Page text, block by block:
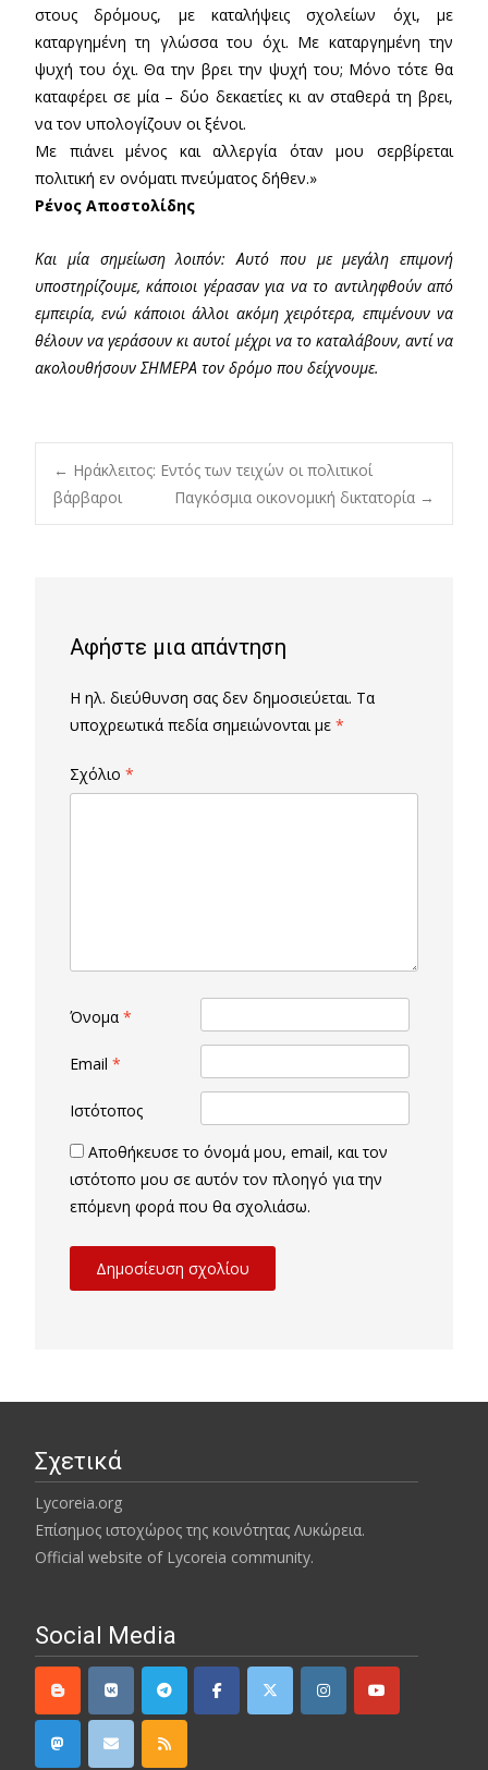
στους δρόμους, με καταλήψεις σχολείων όχι, με
καταργημένη τη γλώσσα του όχι. Με καταργημένη την
ψυχή του όχι. Θα την βρει την ψυχή του; Μόνο τότε θα
καταφέρει σε μία – δύο δεκαετίες κι αν σταθερά τη βρει,
να τον υπολογίζουν οι ξένοι.
Με πιάνει μένος και αλλεργία όταν μου σερβίρεται
πολιτική εν ονόματι πνεύματος δήθεν.»
Ρένος Αποστολίδης
Και μία σημείωση λοιπόν: Αυτό που με μεγάλη επιμονή
υποστηρίζουμε, κάποιοι γέρασαν για να το αντιληφθούν από
εμπειρία, ενώ κάποιοι άλλοι ακόμη χειρότερα, επιμένουν να
θέλουν να γεράσουν κι αυτοί μέχρι να το καταλάβουν, αντί να
ακολουθήσουν ΣΗΜΕΡΑ τον δρόμο που δείχνουμε.
Post
← Ηράκλειτος: Εντός των τειχών οι πολιτικοί
βάρβαροι
Παγκόσμια οικονομική δικτατορία →
Αφήστε μια απάντηση
Η ηλ. διεύθυνση σας δεν δημοσιεύεται. Τα
υποχρεωτικά πεδία σημειώνονται με *
Σχόλιο *
Όνομα *
Email *
Ιστότοπος
Αποθήκευσε το όνομά μου, email, και τον
ιστότοπο μου σε αυτόν τον πλοηγό για την
επόμενη φορά που θα σχολιάσω.
Σχετικά
Lycoreia.org
Επίσημος ιστοχώρος της κοινότητας Λυκώρεια.
Official website of Lycoreia community.
Social Media